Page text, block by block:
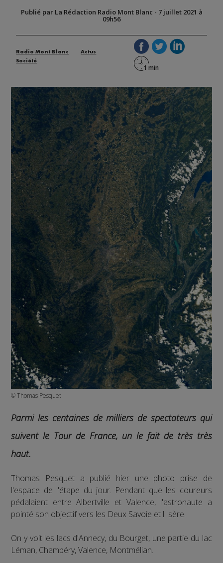
Publié par La Rédaction Radio Mont Blanc - 7 juillet 2021 à
09h56
Radio Mont Blanc
Actus
Société
© Thomas Pesquet
Parmi les centaines de milliers de spectateurs qui
suivent le Tour de France, un le fait de très très
haut.
Thomas Pesquet a publié hier une photo prise de
l'espace de l'étape du jour. Pendant que les coureurs
pédalaient entre Albertville et Valence, l'astronaute a
pointé son objectif vers les Deux Savoie et l'Isère.
On y voit les lacs d'Annecy, du Bourget, une partie du lac
Léman, Chambéry, Valence, Montmélian.